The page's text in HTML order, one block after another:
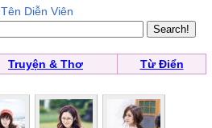
Tên Diễn Viên
Truyện & Thơ Từ Điển